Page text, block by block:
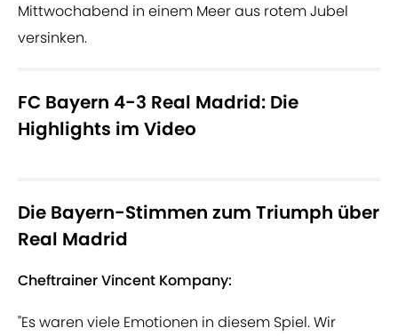
Mittwochabend in einem Meer aus rotem Jubel
versinken.
FC Bayern 4-3 Real Madrid: Die
Highlights im Video
Die Bayern-Stimmen zum Triumph über
Real Madrid
Cheftrainer Vincent Kompany:
"Es waren viele Emotionen in diesem Spiel. Wir